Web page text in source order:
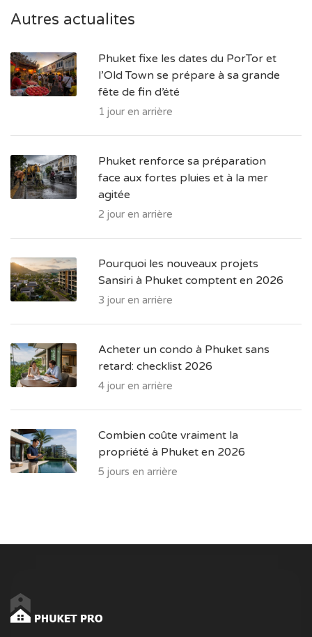
Autres actualites
Phuket fixe les dates du PorTor et
l’Old Town se prépare à sa grande
fête de fin d’été
1 jour en arrière
Phuket renforce sa préparation
face aux fortes pluies et à la mer
agitée
2 jour en arrière
Pourquoi les nouveaux projets
Sansiri à Phuket comptent en 2026
3 jour en arrière
Acheter un condo à Phuket sans
retard: checklist 2026
4 jour en arrière
Combien coûte vraiment la
propriété à Phuket en 2026
5 jours en arrière